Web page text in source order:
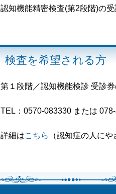
認知機能精密検査(第2段階)の受
検査を希望される方
第１段階／認知機能検診 受診
TEL：0570-083330 または
詳細はこちら （認知症の人に